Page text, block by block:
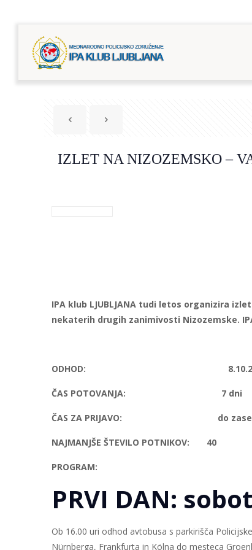
IZLET NA NIZOZEMSKO –
IPA klub LJUBLJANA tudi letos organizira
nekaterih drugih zanimivosti Nizozemske.
ODHOD:
ČAS POTOVANJA: 7 dni
ČAS ZA PRIJAVO: do zasedbe
NAJMANJŠE ŠTEVILO POTNIKOV: 40
PROGRAM:
PRVI DAN:
Ob 16.00 uri odhod avtobusa s parkirišča
Nürnberga, Frankfurta in Kölna do mesteca